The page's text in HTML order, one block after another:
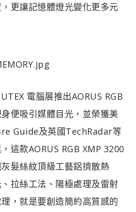
更讓記憶體燈光變化更多元
電腦展推出AORUS RGB
便吸引媒體目光，並榮獲美
Guide及英國TechRadar等
這款AORUS RGB XMP 3200
髮絲紋頂級工藝鋁擠散熱
拉絲工法、陽極處理及雷射
，就是要創造簡約高質感的